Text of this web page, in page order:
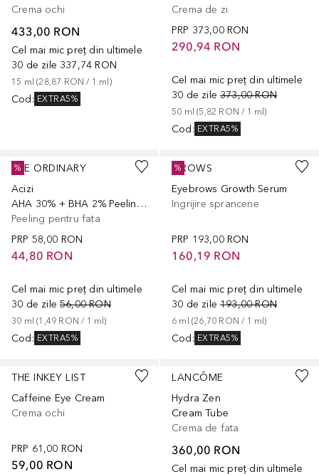
Crema ochi
433,00 RON
Cel mai mic preț din ultimele
30 de zile 337,74 RON
15 ml (28,87 RON / 1 ml )
Cod : EXTRA5%
Crema de zi
PRP 373,00 RON
290,94 RON
Cel mai mic preț din ultimele
30 de zile 373,00 RON
50 ml (5,82 RON / 1 ml)
Cod : EXTRA5%
THE ORDINARY
Acizi
AHA 30% + BHA 2% Peeling Solution
Peeling pentru fata
PRP 58,00 RON
44,80 RON
Cel mai mic preț din ultimele
30 de zile 56,00 RON
30 ml (1,49 RON / 1 ml)
Cod : EXTRA5%
%
IBROWS
Eyebrows Growth Serum
Ingrijire sprancene
PRP 193,00 RON
160,19 RON
Cel mai mic preț din ultimele
30 de zile 193,00 RON
6 ml (26,70 RON / 1 ml)
Cod : EXTRA5%
%
THE INKEY LIST
Caffeine Eye Cream
Crema ochi
PRP 61,00 RON
59,00 RON
LANCÔME
Hydra Zen
Cream Tube
Crema de fata
360,00 RON
Cel mai mic preț din ultimele